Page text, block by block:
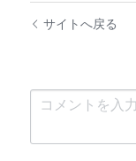
サイトへ戻る